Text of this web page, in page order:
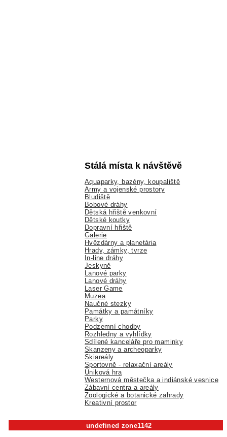
Stálá místa k návštěvě
Aquaparky, bazény, koupaliště
Army a vojenské prostory
Bludiště
Bobové dráhy
Dětská hřiště venkovní
Dětské koutky
Dopravní hřiště
Galerie
Hvězdárny a planetária
Hrady, zámky, tvrze
In-line dráhy
Jeskyně
Lanové parky
Lanové dráhy
Laser Game
Muzea
Naučné stezky
Památky a památníky
Parky
Podzemní chodby
Rozhledny a vyhlídky
Sdílené kanceláře pro maminky
Skanzeny a archeoparky
Skiareály
Sportovně - relaxační areály
Úniková hra
Westernová městečka a indiánské vesnice
Zábavní centra a areály
Zoologické a botanické zahrady
Kreativní prostor
undefined zone1142